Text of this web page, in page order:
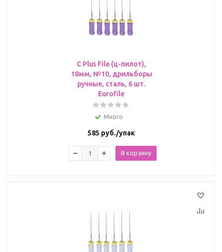
C Plus File (ц-пилот),
18мм, №10, дрильборы
ручные, сталь, 6 шт.
Eurofile
Много
585 руб./упак
В корзину